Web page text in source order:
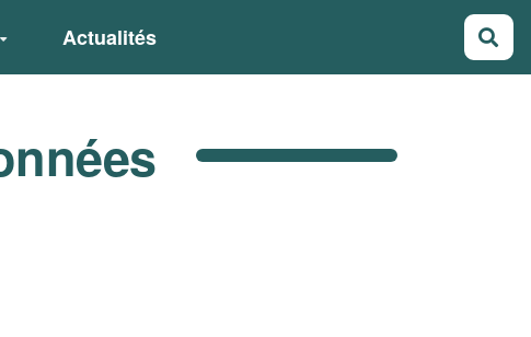
Actualités